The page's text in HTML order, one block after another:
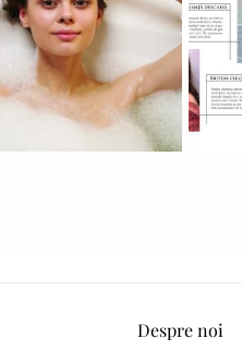
Despre noi